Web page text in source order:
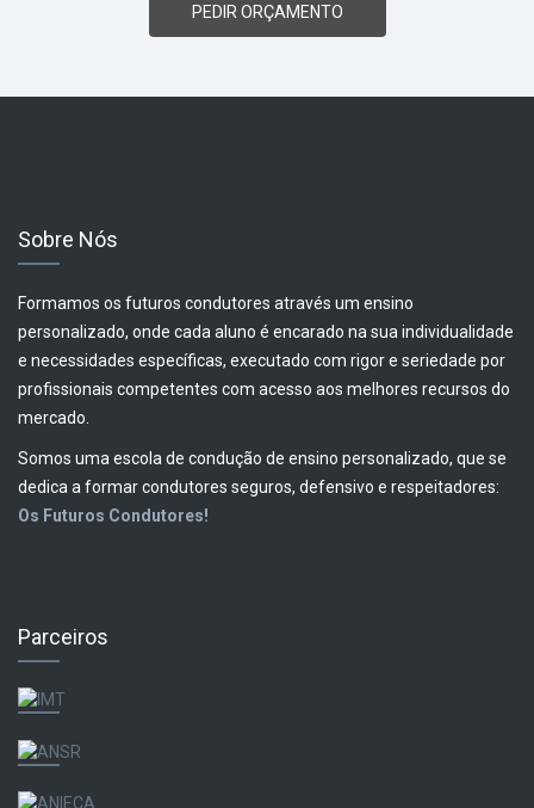
PEDIR ORÇAMENTO
Sobre Nós
Formamos os futuros condutores através um ensino
personalizado, onde cada aluno é encarado na sua individualidade
e necessidades específicas, executado com rigor e seriedade por
profissionais competentes com acesso aos melhores recursos do
mercado.
Somos uma escola de condução de ensino personalizado, que se
dedica a formar condutores seguros, defensivo e respeitadores:
Os Futuros Condutores!
Parceiros